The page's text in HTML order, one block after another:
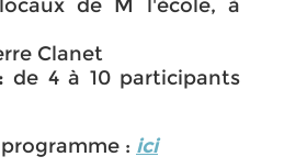
de M l'école, à
Clanet
de 4 à 10 participants
: ici